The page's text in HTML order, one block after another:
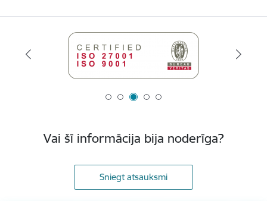
Vai šī informācija bija noderīga?
Sniegt atsauksmi